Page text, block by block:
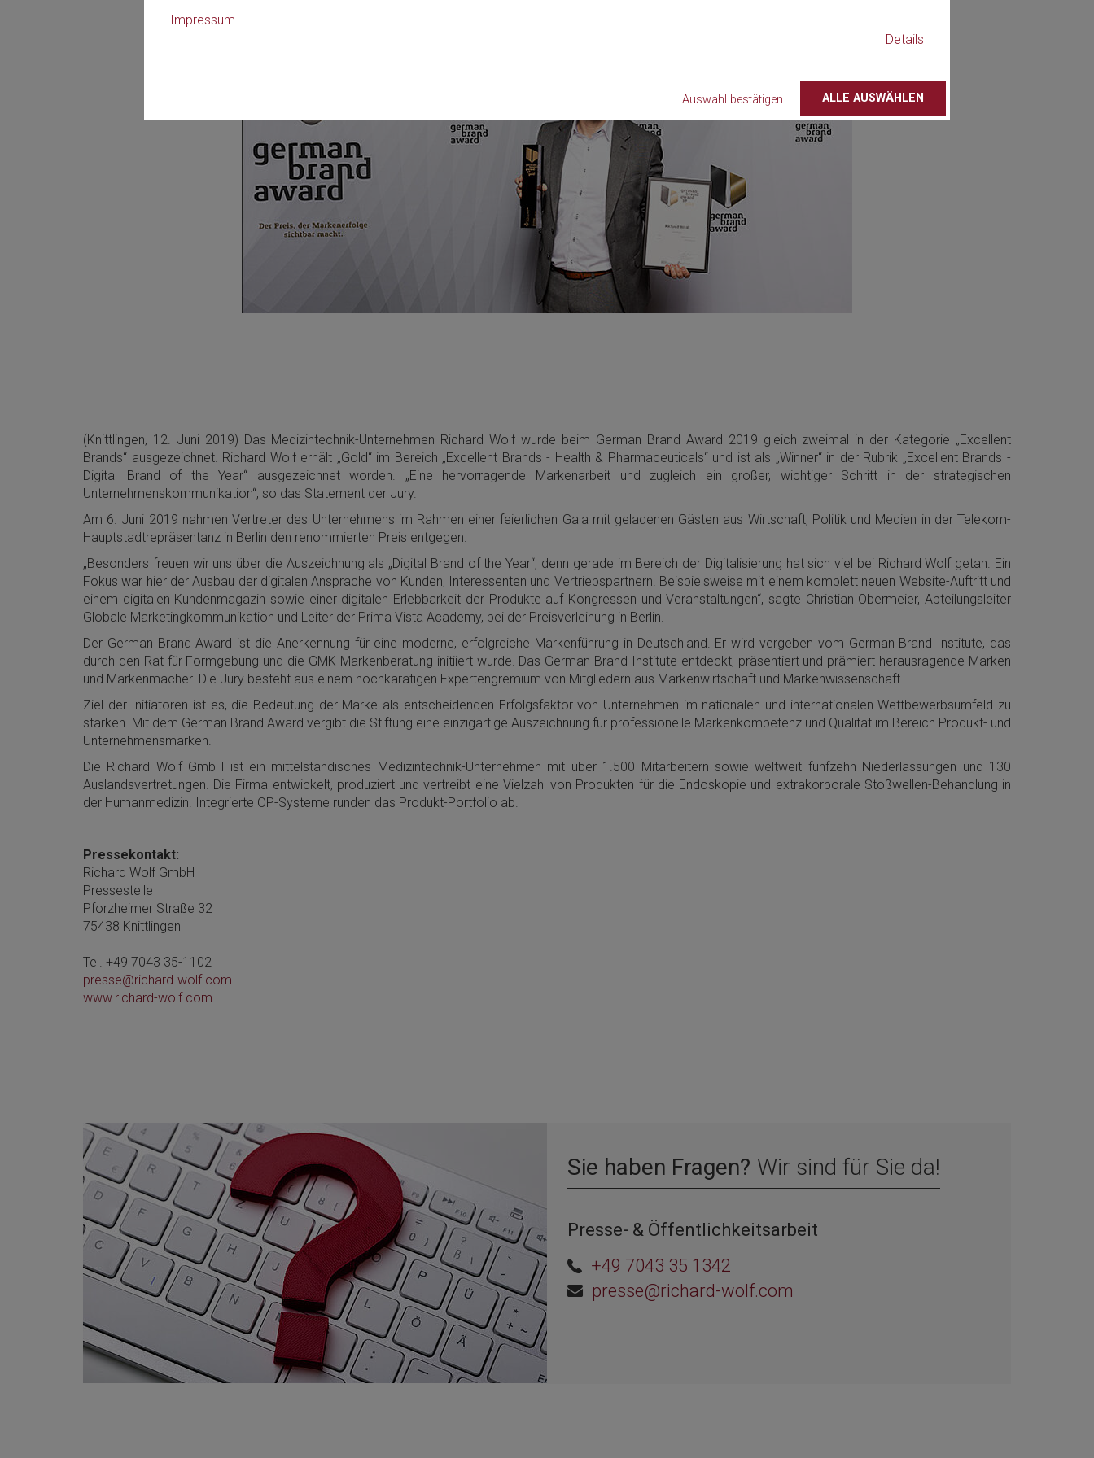
Impressum
Details
Auswahl bestätigen ALLE AUSWÄHLEN
(Knittlingen, 12. Juni 2019) Das Medizintechnik-Unternehmen Richard Wolf wurde beim German Brand Award 2019 gleich zweimal in der Kategorie „Excellent
Brands“ ausgezeichnet. Richard Wolf erhält „Gold“ im Bereich „Excellent Brands - Health & Pharmaceuticals“ und ist als „Winner“ in der Rubrik „Excellent Brands -
Digital Brand of the Year“ ausgezeichnet worden. „Eine hervorragende Markenarbeit und zugleich ein großer, wichtiger Schritt in der strategischen
Unternehmenskommunikation“, so das Statement der Jury.
Am 6. Juni 2019 nahmen Vertreter des Unternehmens im Rahmen einer feierlichen Gala mit geladenen Gästen aus Wirtschaft, Politik und Medien in der Telekom-
Hauptstadtrepräsentanz in Berlin den renommierten Preis entgegen.
„Besonders freuen wir uns über die Auszeichnung als „Digital Brand of the Year“, denn gerade im Bereich der Digitalisierung hat sich viel bei Richard Wolf getan. Ein
Fokus war hier der Ausbau der digitalen Ansprache von Kunden, Interessenten und Vertriebspartnern. Beispielsweise mit einem komplett neuen Website-Auftritt und
einem digitalen Kundenmagazin sowie einer digitalen Erlebbarkeit der Produkte auf Kongressen und Veranstaltungen“, sagte Christian Obermeier, Abteilungsleiter
Globale Marketingkommunikation und Leiter der Prima Vista Academy, bei der Preisverleihung in Berlin.
Der German Brand Award ist die Anerkennung für eine moderne, erfolgreiche Markenführung in Deutschland. Er wird vergeben vom German Brand Institute, das
durch den Rat für Formgebung und die GMK Markenberatung initiiert wurde. Das German Brand Institute entdeckt, präsentiert und prämiert herausragende Marken
und Markenmacher. Die Jury besteht aus einem hochkarätigen Expertengremium von Mitgliedern aus Markenwirtschaft und Markenwissenschaft.
Ziel der Initiatoren ist es, die Bedeutung der Marke als entscheidenden Erfolgsfaktor von Unternehmen im nationalen und internationalen Wettbewerbsumfeld zu
stärken. Mit dem German Brand Award vergibt die Stiftung eine einzigartige Auszeichnung für professionelle Markenkompetenz und Qualität im Bereich Produkt- und
Unternehmensmarken.
Die Richard Wolf GmbH ist ein mittelständisches Medizintechnik-Unternehmen mit über 1.500 Mitarbeitern sowie weltweit fünfzehn Niederlassungen und 130
Auslandsvertretungen. Die Firma entwickelt, produziert und vertreibt eine Vielzahl von Produkten für die Endoskopie und extrakorporale Stoßwellen-Behandlung in
der Humanmedizin. Integrierte OP-Systeme runden das Produkt-Portfolio ab.
Pressekontakt:
Richard Wolf GmbH
Pressestelle
Pforzheimer Straße 32
75438 Knittlingen
Tel. +49 7043 35-1102
presse@richard-wolf.com
www.richard-wolf.com
Sie haben Fragen? Wir sind für Sie da!
Presse- & Öffentlichkeitsarbeit
+49 7043 35 1342
presse@richard-wolf.com